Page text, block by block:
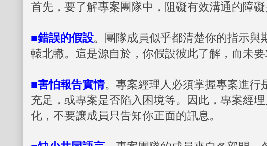
首先，要了解專案團隊中，阻礙有效溝通的障
■錯誤的假設。團隊成員似乎都清楚你的指示
轅北轍。這是源自於，你假設彼此了解，而未要
■害怕報告實情。專案經理人必須掌握專案進行
充足，或專案是否陷入困境等。因此，專案經
化，不要讓成員只告知你正面的訊息。